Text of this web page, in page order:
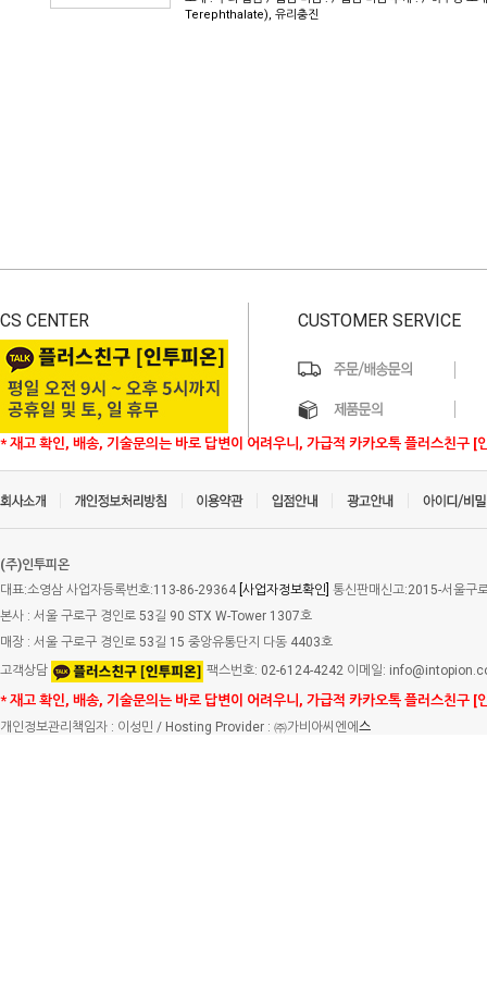
Terephthalate), 유리충진
CS CENTER
* 재고 확인, 배송, 기술문의는 바로 답변이 어려우니, 가급적 카카오톡 플러스친구 [
CUSTOMER SERVICE
(주)인투피온
대표:소영삼 사업자등록번호:113-86-29364 [사업자정보확인] 통신판매신고:2015-서울구
본사 : 서울 구로구 경인로 53길 90 STX W-Tower 1307호
매장 : 서울 구로구 경인로 53길 15 중앙유통단지 다동 4403호
고객상담
팩스번호: 02-6124-4242 이메일:
* 재고 확인, 배송, 기술문의는 바로 답변이 어려우니, 가급적 카카오톡 플러스친구 [
개인정보관리책임자 : 이성민 / Hosting Provider : ㈜가비아씨엔에 스